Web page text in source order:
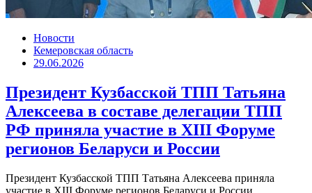
Новости
Кемеровская область
29.06.2026
Президент Кузбасской ТПП Татьяна
Алексеева в составе делегации ТПП
РФ приняла участие в XIII Форуме
регионов Беларуси и России
Президент Кузбасской ТПП Татьяна Алексеева приняла